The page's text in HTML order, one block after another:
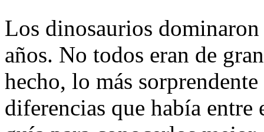
Los dinosaurios
años. No todos eran de
hecho, lo más
diferencias que había